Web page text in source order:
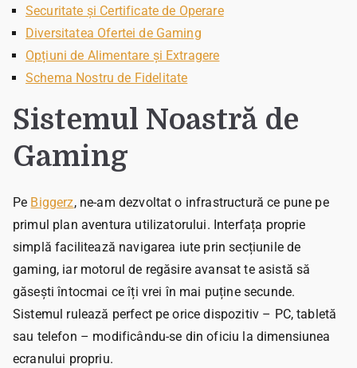
Securitate și Certificate de Operare
Diversitatea Ofertei de Gaming
Opțiuni de Alimentare și Extragere
Schema Nostru de Fidelitate
Sistemul Noastră de
Gaming
Pe Biggerz, ne-am dezvoltat o infrastructură ce pune pe
primul plan aventura utilizatorului. Interfața proprie
simplă facilitează navigarea iute prin secțiunile de
gaming, iar motorul de regăsire avansat te asistă să
găsești întocmai ce îți vrei în mai puține secunde.
Sistemul rulează perfect pe orice dispozitiv – PC, tabletă
sau telefon – modificându-se din oficiu la dimensiunea
ecranului propriu.